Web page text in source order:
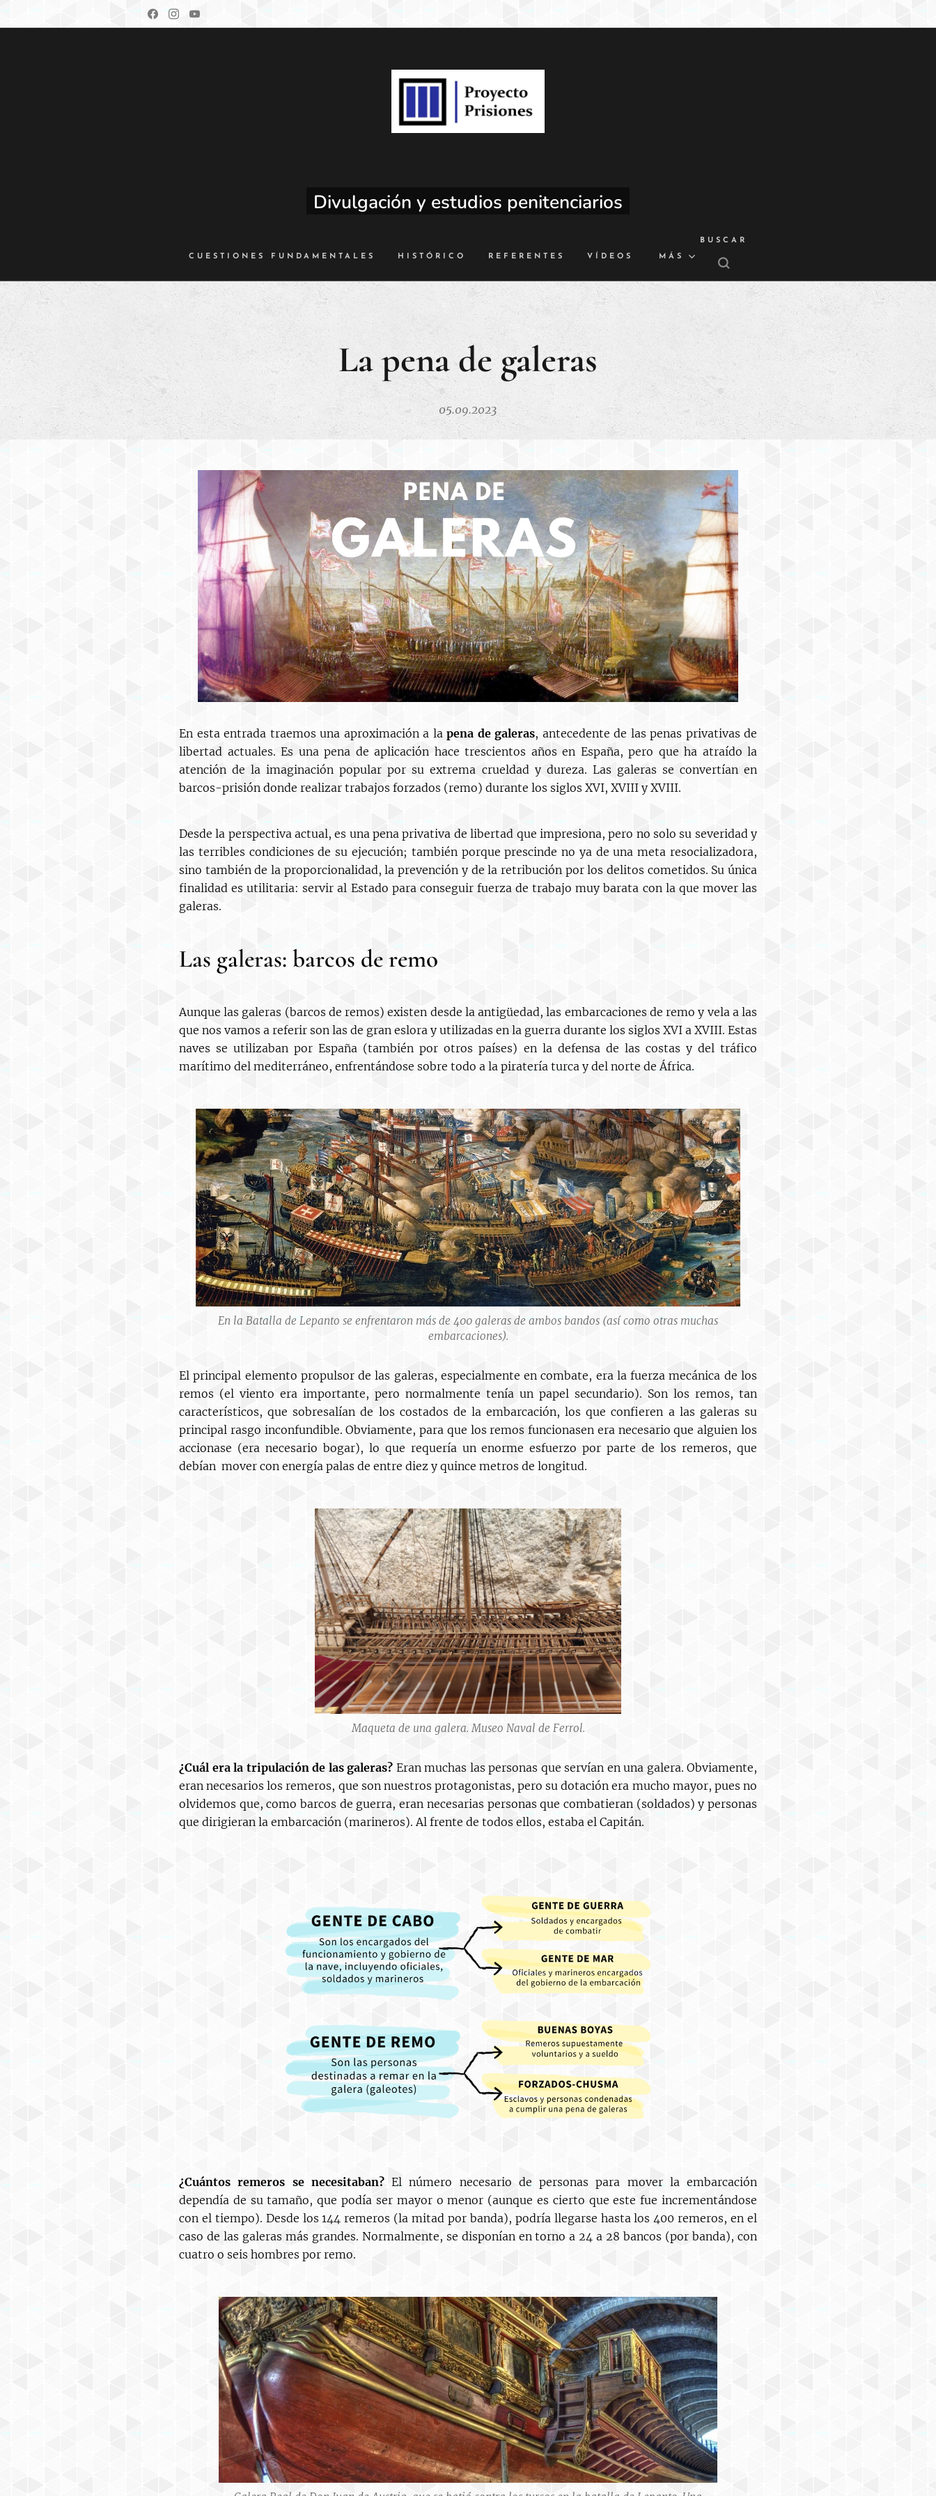
Divulgación y estudios penitenciarios
CUESTIONES FUNDAMENTALES HISTÓRICO REFERENTES VÍDEOS MÁS
BUSCAR
La pena de galeras
05.09.2023
En esta entrada traemos una aproximación a la pena de galeras, antecedente de las penas privativas de
libertad actuales. Es una pena de aplicación hace trescientos años en España, pero que ha atraído la
atención de la imaginación popular por su extrema crueldad y dureza. Las galeras se convertían en
barcos-prisión donde realizar trabajos forzados (remo) durante los siglos XVI, XVIII y XVIII.
Desde la perspectiva actual, es una pena privativa de libertad que impresiona, pero no solo su severidad y
las terribles condiciones de su ejecución; también porque prescinde no ya de una meta resocializadora,
sino también de la proporcionalidad, la prevención y de la retribución por los delitos cometidos. Su única
finalidad es utilitaria: servir al Estado para conseguir fuerza de trabajo muy barata con la que mover las
galeras.
Las galeras: barcos de remo
Aunque las galeras (barcos de remos) existen desde la antigüedad, las embarcaciones de remo y vela a las
que nos vamos a referir son las de gran eslora y utilizadas en la guerra durante los siglos XVI a XVIII. Estas
naves se utilizaban por España (también por otros países) en la defensa de las costas y del tráfico
marítimo del mediterráneo, enfrentándose sobre todo a la piratería turca y del norte de África.
En la Batalla de Lepanto se enfrentaron más de 400 galeras de ambos bandos (así como otras muchas
embarcaciones).
El principal elemento propulsor de las galeras, especialmente en combate, era la fuerza mecánica de los
remos (el viento era importante, pero normalmente tenía un papel secundario). Son los remos, tan
característicos, que sobresalían de los costados de la embarcación, los que confieren a las galeras su
principal rasgo inconfundible. Obviamente, para que los remos funcionasen era necesario que alguien los
accionase (era necesario bogar), lo que requería un enorme esfuerzo por parte de los remeros, que
debían mover con energía palas de entre diez y quince metros de longitud.
Maqueta de una galera. Museo Naval de Ferrol.
¿Cuál era la tripulación de las galeras? Eran muchas las personas que servían en una galera. Obviamente,
eran necesarios los remeros, que son nuestros protagonistas, pero su dotación era mucho mayor, pues no
olvidemos que, como barcos de guerra, eran necesarias personas que combatieran (soldados) y personas
que dirigieran la embarcación (marineros). Al frente de todos ellos, estaba el Capitán.
¿Cuántos remeros se necesitaban? El número necesario de personas para mover la embarcación
dependía de su tamaño, que podía ser mayor o menor (aunque es cierto que este fue incrementándose
con el tiempo). Desde los 144 remeros (la mitad por banda), podría llegarse hasta los 400 remeros, en el
caso de las galeras más grandes. Normalmente, se disponían en torno a 24 a 28 bancos (por banda), con
cuatro o seis hombres por remo.